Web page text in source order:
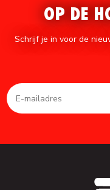
OP DE
Schrijf je in voor de